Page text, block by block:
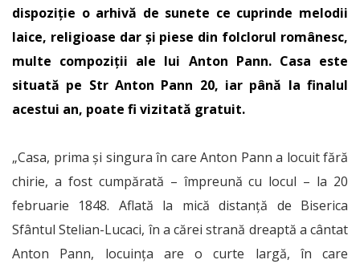
dispoziție o arhivă de sunete ce cuprinde melodii
laice, religioase dar şi piese din folclorul românesc,
multe compoziţii ale lui Anton Pann. Casa este
situată pe Str Anton Pann 20, iar până la finalul
acestui an, poate fi vizitată gratuit.
„Casa, prima și singura în care Anton Pann a locuit fără
chirie, a fost cumpărată – împreună cu locul – la 20
februarie 1848. Aflată la mică distanță de Biserica
Sfântul Stelian-Lucaci, în a cărei strană dreaptă a cântat
Anton Pann, locuința are o curte largă, în care